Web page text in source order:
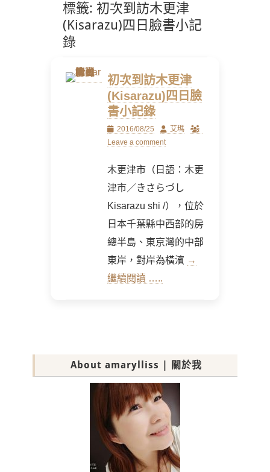
標籤: 初次到訪木更津
(Kisarazu)四日臉書小記
錄
初次到訪木更津
(Kisarazu)四日臉
書小記錄
Posted
on
2016/08/25 Author
艾瑪
Leave a comment
木更津市（日語：木更
津市／きさらづし
Kisarazu shi /），位於
日本千葉縣中西部的房
總半島、東京灣的中部
東岸，對岸為橫濱 →
繼續閱讀 …..
About amarylliss | 關於我